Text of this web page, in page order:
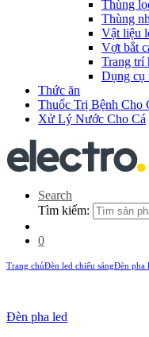
Thùng
Thùng
Vật liệu
Vợt bắt
Trang trí
Dụng cụ
Thức ăn
Thuốc Trị Bệnh Cho
Xử Lý Nước Cho Cá
Search
Tìm kiếm:
0
Trang chủĐèn led chiếu sángĐèn pha
Đèn pha led